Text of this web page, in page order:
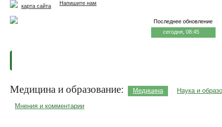
Напишите нам
карта сайта
Последнее обновление
сегодня, 08:45
Медицина и образование: Медицина Наука и
Мнения и комментарии